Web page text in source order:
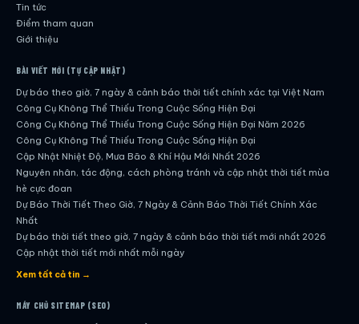
Tin tức
Điểm tham quan
Giới thiệu
BÀI VIẾT MỚI (TỰ CẬP NHẬT)
Dự báo theo giờ, 7 ngày & cảnh báo thời tiết chính xác tại Việt Nam
Công Cụ Không Thể Thiếu Trong Cuộc Sống Hiện Đại
Công Cụ Không Thể Thiếu Trong Cuộc Sống Hiện Đại Năm 2026
Công Cụ Không Thể Thiếu Trong Cuộc Sống Hiện Đại
Cập Nhật Nhiệt Độ, Mưa Bão & Khí Hậu Mới Nhất 2026
Nguyên nhân, tác động, cách phòng tránh và cập nhật thời tiết mùa
hè cực đoan
Dự Báo Thời Tiết Theo Giờ, 7 Ngày & Cảnh Báo Thời Tiết Chính Xác
Nhất
Dự báo thời tiết theo giờ, 7 ngày & cảnh báo thời tiết mới nhất 2026
Cập nhật thời tiết mới nhất mỗi ngày
Hướng dẫn đầy đủ về dự báo thời tiết hiện đại
Dự Báo Thời Tiết Theo Giờ, 7 Ngày & Cảnh Báo Thời Tiết Chính Xác
Xem tất cả tin →
MÁY CHỦ SITEMAP (SEO)